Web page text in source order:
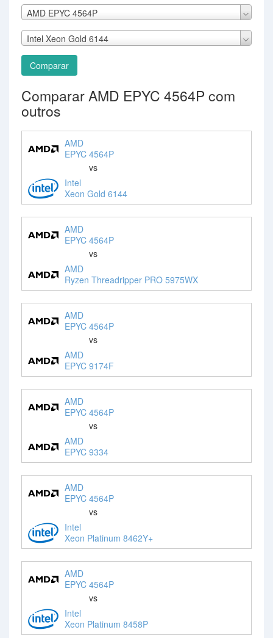
AMD EPYC 4564P
Intel Xeon Gold 6144
Comparar
Comparar AMD EPYC 4564P com
outros
AMD
EPYC 4564P
vs
Intel
Xeon Gold 6144
AMD
EPYC 4564P
vs
AMD
Ryzen Threadripper PRO 5975WX
AMD
EPYC 4564P
vs
AMD
EPYC 9174F
AMD
EPYC 4564P
vs
AMD
EPYC 9334
AMD
EPYC 4564P
vs
Intel
Xeon Platinum 8462Y+
AMD
EPYC 4564P
vs
Intel
Xeon Platinum 8458P